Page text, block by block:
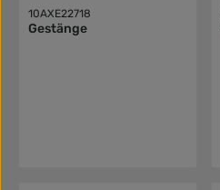
10AXE22718
Gestänge